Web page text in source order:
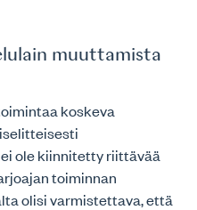
muuttamista
koskeva
ole kiinnitetty riittävää
toiminnan
olisi varmistettava, että